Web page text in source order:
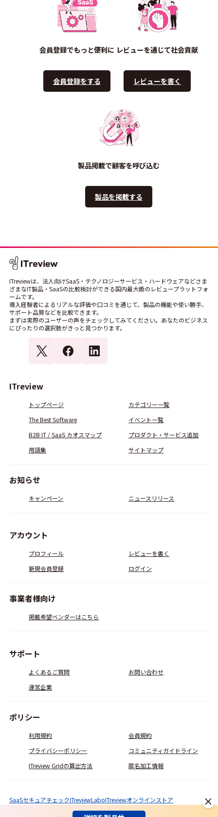
会員登録でもっと便利に
会員登録をする
レビューを通じて社会貢献
レビューを書く
製品掲載で顧客を呼び込む
製品を掲載する
ITreviewは、法人向けSaaS・テクノロジーサービス・ハードウェアなどさま
ざまなIT製品・SaaSの比較検討ができる国内最大級のレビュープラットフォ
ームです。
導入経験者によるリアルな評価や口コミを通じて、製品の機能や使い勝手、
サポート品質などを比較できます。
まずは実際のユーザーの声をチェックしてみてください。あなたのビジネス
にぴったりの選択肢がきっと見つかります。
ITreview
トップページ
カテゴリー一覧
The Best Software
イベント一覧
B2B IT / SaaS カオスマップ
プロダクト・サービス追加
用語集
サイトマップ
お知らせ
キャンペーン ニュースリリース
アカウント
プロフィール
レビューを書く
新規会員登録
ログイン
事業者様向け
掲載希望ベンダーはこちら
サポート
よくあるご質問
お問い合わせ
運営企業
ポリシー
利用規約
会員規約
プライバシーポリシー
コミュニティガイドライン
ITreview Gridの算出方法
匿名加工情報
© ITcrowd Corp. All Rights Reserved.
SaaSセキュアチェックITreviewLaboITreviewオンラインストア